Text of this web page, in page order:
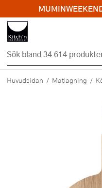
Hopp till huvudinnehållet
Huvudsidan Matlagning